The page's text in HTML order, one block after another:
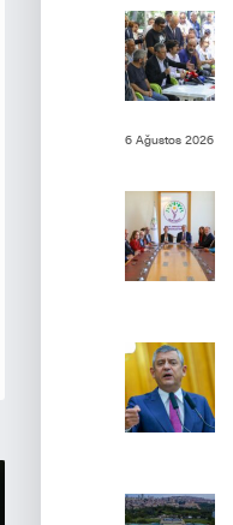
6 Ağustos 2026